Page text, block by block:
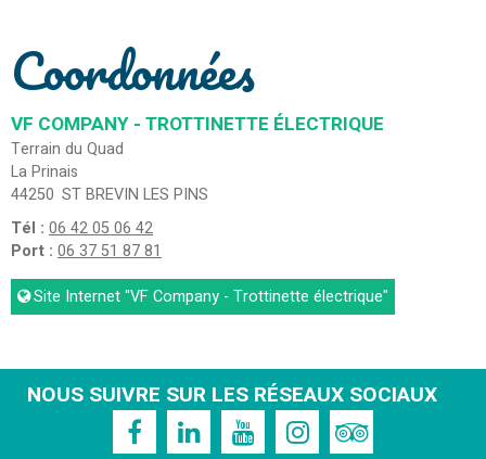
Coordonnées
VF COMPANY - TROTTINETTE ÉLECTRIQUE
Terrain du Quad
La Prinais
44250 ST BREVIN LES PINS
Tél : 06 42 05 06 42
Port : 06 37 51 87 81
Site Internet"VF Company - Trottinette électrique"
NOUS SUIVRE SUR LES RÉSEAUX SOCIAUX